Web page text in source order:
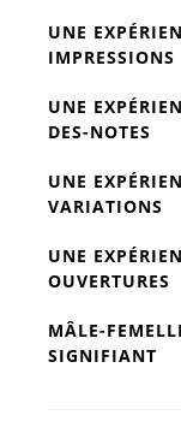
UNE
IMPRESSIONS
UNE
DES-NOTES
UNE
VARIATIONS
UNE
OUVERTURES
MÂLE-
SIGNIFIANT